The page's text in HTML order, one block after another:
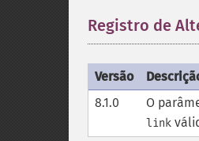
Registro de
Versão
8.1.0
O
link